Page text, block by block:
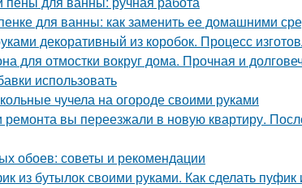
для ванны: как заменить ее домашними
декоративный из коробок. Процесс
для отмостки вокруг дома. Прочная и
использовать
чучела на огороде своими руками
ремонта вы переезжали в новую квартиру.
обоев: советы и рекомендации
из бутылок своими руками. Как сделать